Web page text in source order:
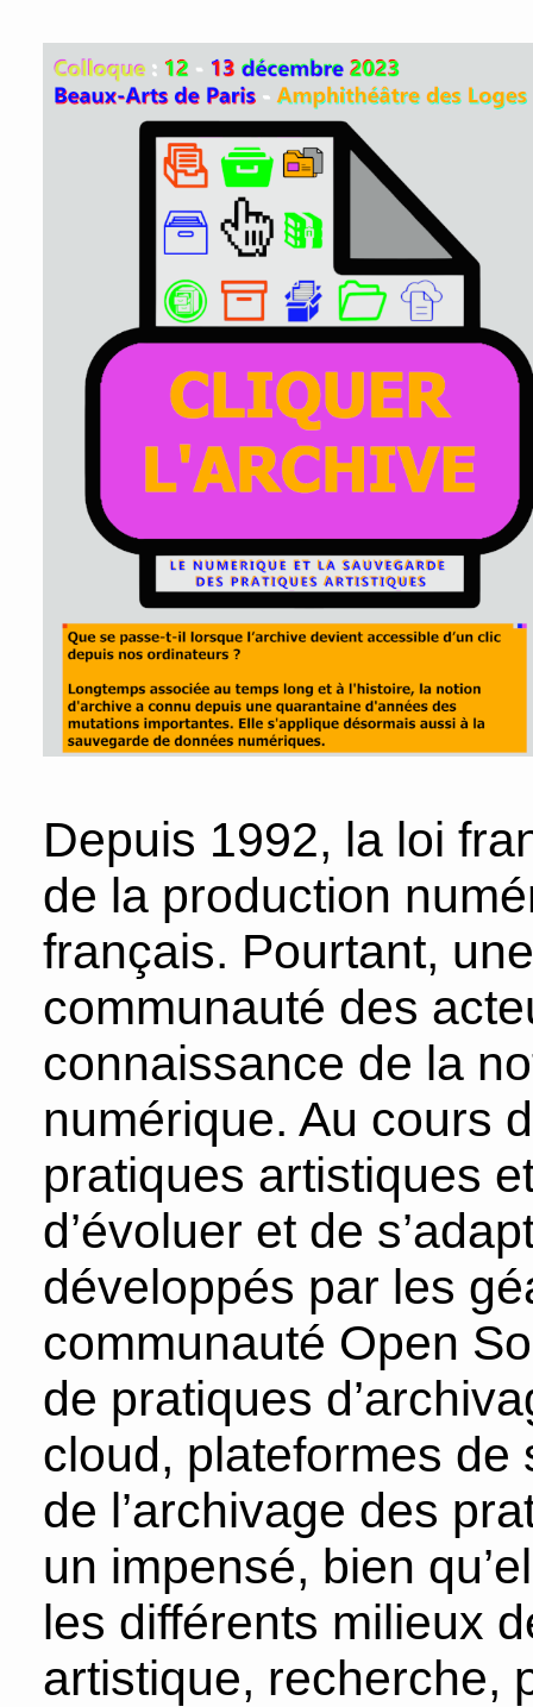
Depuis 1992, la loi
de la production
français. Pourtant,
communauté des
connaissance de la
numérique. Au cours
pratiques artistiques
d’évoluer et de
développés par les
communauté Open
de pratiques
cloud, plateformes de
de l’archivage des
un impensé, bien
les différents milieux
artistique, recherche,